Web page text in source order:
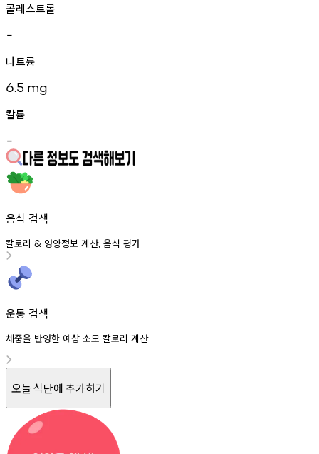
콜레스트롤
-
나트륨
6.5 mg
칼륨
-
음식 검색
칼로리 & 영양정보 계산, 음식 평가
운동 검색
체중을 반영한 예상 소모 칼로리 계산
오늘 식단에 추가하기